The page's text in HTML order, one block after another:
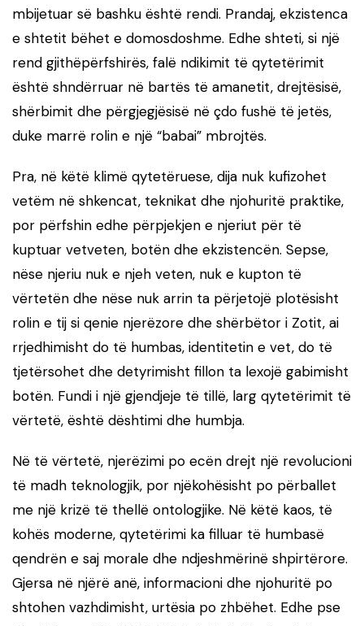
mbijetuar së bashku është rendi. Prandaj, ekzistenca
e shtetit bëhet e domosdoshme. Edhe shteti, si një
rend gjithëpërfshirës, falë ndikimit të qytetërimit
është shndërruar në bartës të amanetit, drejtësisë,
shërbimit dhe përgjegjësisë në çdo fushë të jetës,
duke marrë rolin e një “babai” mbrojtës.
Pra, në këtë klimë qytetëruese, dija nuk kufizohet
vetëm në shkencat, teknikat dhe njohuritë praktike,
por përfshin edhe përpjekjen e njeriut për të
kuptuar vetveten, botën dhe ekzistencën. Sepse,
nëse njeriu nuk e njeh veten, nuk e kupton të
vërtetën dhe nëse nuk arrin ta përjetojë plotësisht
rolin e tij si qenie njerëzore dhe shërbëtor i Zotit, ai
rrjedhimisht do të humbas, identitetin e vet, do të
tjetërsohet dhe detyrimisht fillon ta lexojë gabimisht
botën. Fundi i një gjendjeje të tillë, larg qytetërimit të
vërtetë, është dështimi dhe humbja.
Në të vërtetë, njerëzimi po ecën drejt një revolucioni
të madh teknologjik, por njëkohësisht po përballet
me një krizë të thellë ontologjike. Në këtë kaos, të
kohës moderne, qytetërimi ka filluar të humbasë
qendrën e saj morale dhe ndjeshmërinë shpirtërore.
Gjersa në njërë anë, informacioni dhe njohuritë po
shtohen vazhdimisht, urtësia po zhbëhet. Edhe pse